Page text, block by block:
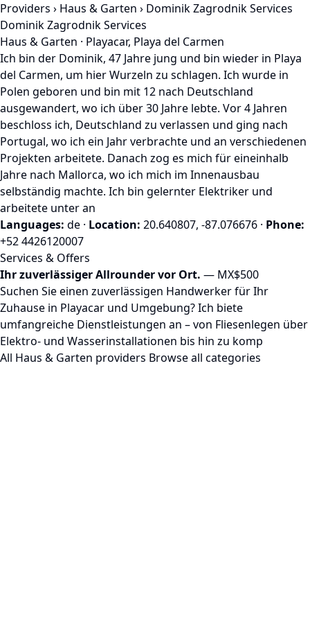
Providers › Haus & Garten › Dominik Zagrodnik Services
Dominik Zagrodnik Services
Haus & Garten · Playacar, Playa del Carmen
Ich bin der Dominik, 47 Jahre jung und bin wieder in Playa
del Carmen, um hier Wurzeln zu schlagen. Ich wurde in
Polen geboren und bin mit 12 nach Deutschland
ausgewandert, wo ich über 30 Jahre lebte. Vor 4 Jahren
beschloss ich, Deutschland zu verlassen und ging nach
Portugal, wo ich ein Jahr verbrachte und an verschiedenen
Projekten arbeitete. Danach zog es mich für eineinhalb
Jahre nach Mallorca, wo ich mich im Innenausbau
selbständig machte. Ich bin gelernter Elektriker und
arbeitete unter an
Languages: de · Location: 20.640807, -87.076676 · Phone:
+52 4426120007
Services & Offers
Ihr zuverlässiger Allrounder vor Ort. — MX$500
Suchen Sie einen zuverlässigen Handwerker für Ihr
Zuhause in Playacar und Umgebung? Ich biete
umfangreiche Dienstleistungen an – von Fliesenlegen über
Elektro- und Wasserinstallationen bis hin zu komp
All Haus & Garten providers Browse all categories